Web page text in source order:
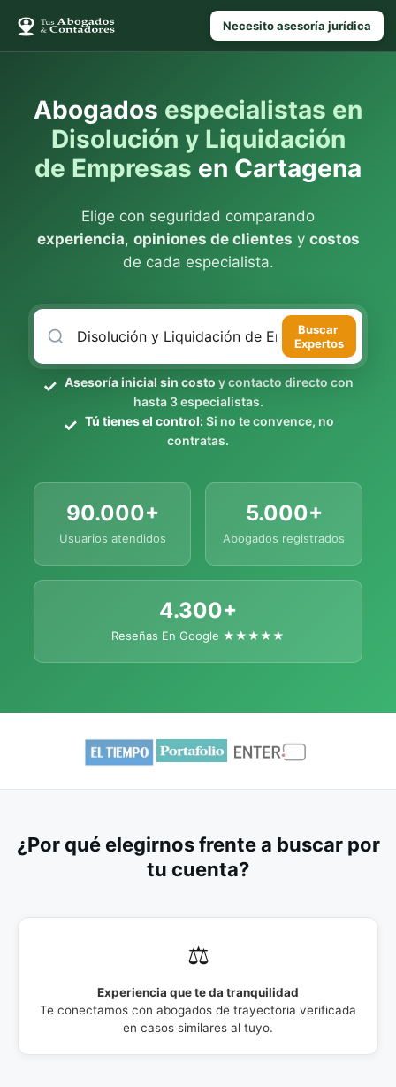
Necesito asesoría jurídica
Abogados especialistas en
Disolución y Liquidación
de Empresas en Cartagena
Elige con seguridad comparando
experiencia, opiniones de clientes y costos
de cada especialista.
Buscar
Expertos
Asesoría inicial sin costo y contacto directo con
hasta 3 especialistas.
Tú tienes el control:Si no te convence, no
contratas.
90.000+
Usuarios atendidos
5.000+
Abogados registrados
4.300+
Reseñas En Google ★★★★★
¿Por qué elegirnos frente a buscar por
tu cuenta?
⚖️
Experiencia que te da tranquilidad
Te conectamos con abogados de trayectoria verificada
en casos similares al tuyo.